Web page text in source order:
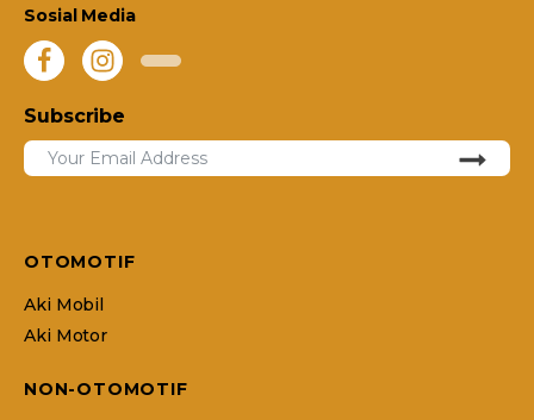
Sosial Media
Subscribe
OTOMOTIF
Aki Mobil
Aki Motor
NON-OTOMOTIF